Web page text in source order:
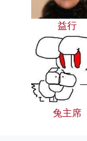
益行
兔主席